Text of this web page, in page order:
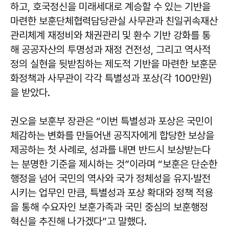
하고, 호국정신을 미래세대로 계승할 수 있는 기반을
마련한 보훈단체협력담당관실 사무관과 친일귀속재산
관리체계 재정비와 채권관리 및 환수 기반 강화를 통
해 공공자산의 투명성과 재정 건전성, 그리고 역사적
정의 실현을 뒷받침하는 제도적 기반을 마련한 보훈문
화정책과 사무관이 각각 특별성과 포상(각 100만원)
을 받았다.
권오을 보훈부 장관은 “이번 특별성과 포상은 국민이
체감하는 변화를 만들어낸 공직자에게 합당한 보상을
제공하는 첫 사례로, 성과를 내면 반드시 보상받는다
는 분명한 기준을 제시하는 것”이라며 “보훈은 단순한
행정을 넘어 국민의 역사와 국가 정체성을 유지·발전
시키는 업무인 만큼, 특별성과 포상 확대와 정책 적용
을 통해 수요자인 보훈가족과 국민 중심의 보훈행정
혁신을 추진해 나가겠다”고 말했다.